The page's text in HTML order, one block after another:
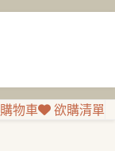
購物車 欲購清單